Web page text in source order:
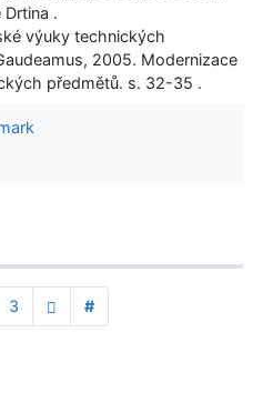
Drtina .
výuky technických
2005. Modernizace
předmětů. s. 32-35 .
3 #